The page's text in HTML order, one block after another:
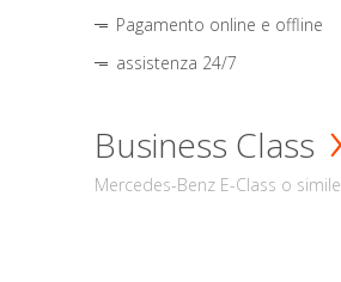
Pagamento online e offline
assistenza 24/7
Business Class
Mercedes-Benz E-Class o simile